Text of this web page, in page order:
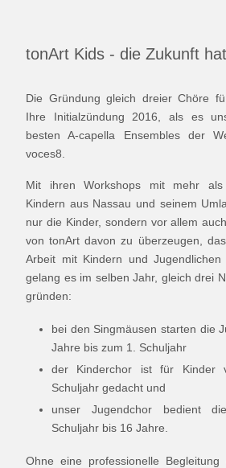
tonArt Kids - die Zukunft
Die Gründung gleich dreier Chöre
Ihre Initialzündung 2016, als es
besten A-capella Ensembles der
voces8.
Mit ihren Workshops mit mehr als
Kindern aus Nassau und seinem
nur die Kinder, sondern vor allem
von tonArt davon zu überzeugen,
Arbeit mit Kindern und
gelang es im selben Jahr, gleich drei
gründen:
bei den Singmäusen starten die
Jahre bis zum 1. Schuljahr
der Kinderchor ist für Kinder
Schuljahr gedacht und
unser Jugendchor bedient
Schuljahr bis 16 Jahre.
Ohne eine professionelle